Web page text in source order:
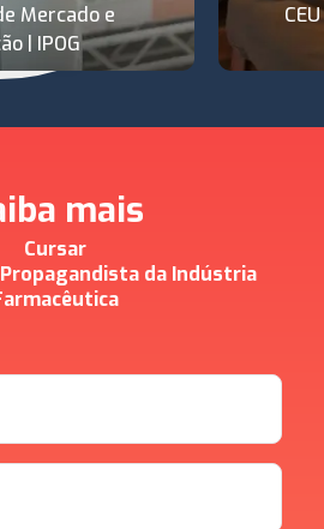
Mercado e
| IPOG
mais
Cursar
da Indústria